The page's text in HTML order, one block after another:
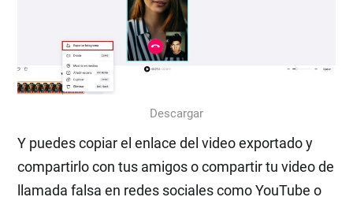
Descargar
Y puedes copiar el enlace del video exportado y
compartirlo con tus amigos o compartir tu video de
llamada falsa en redes sociales como YouTube o